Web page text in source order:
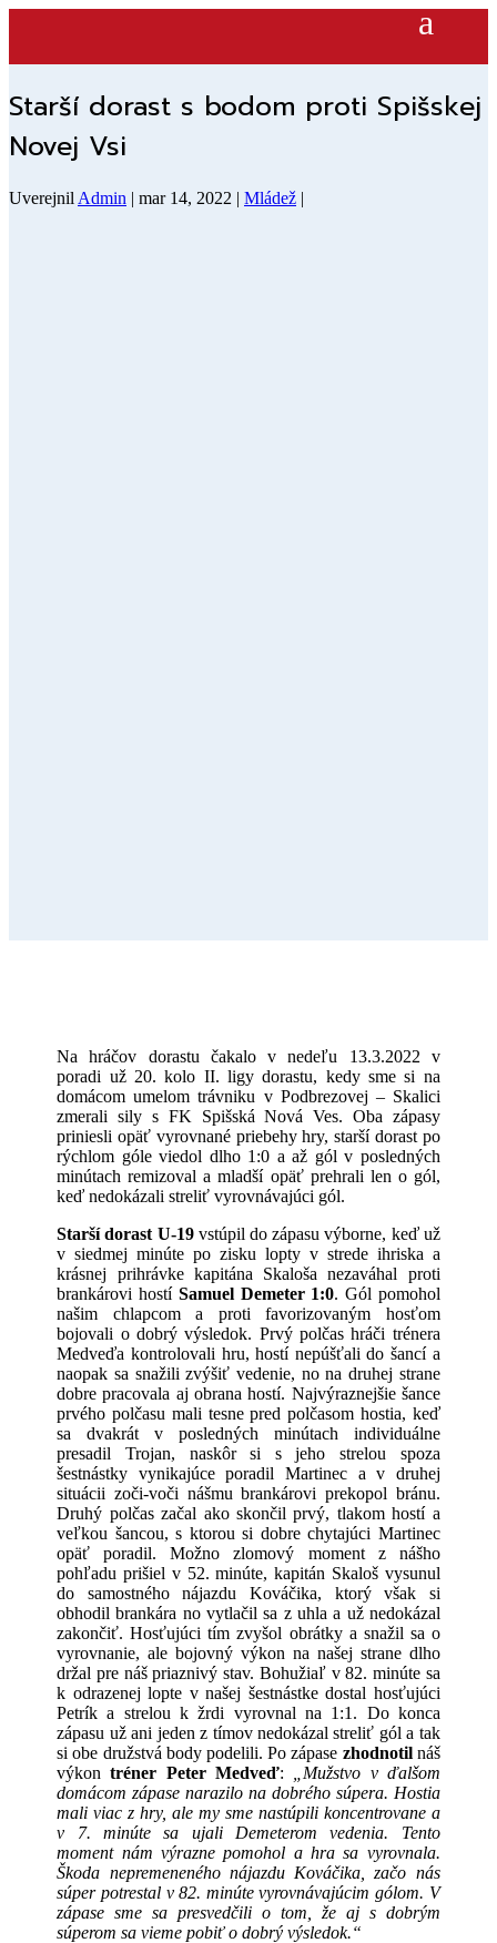
Starší dorast s bodom proti Spišskej
Novej Vsi
Uverejnil Admin | mar 14, 2022 | Mládež |
Na hráčov dorastu čakalo v nedeľu 13.3.2022 v
poradi už 20. kolo II. ligy dorastu, kedy sme si na
domácom umelom trávniku v Podbrezovej – Skalici
zmerali sily s FK Spišská Nová Ves. Oba zápasy
priniesli opäť vyrovnané priebehy hry, starší dorast po
rýchlom góle viedol dlho 1:0 a až gól v posledných
minútach remizoval a mladší opäť prehrali len o gól,
keď nedokázali streliť vyrovnávajúci gól.
Starší dorast U-19vstúpil do zápasu výborne, keď už
v siedmej minúte po zisku lopty v strede ihriska a
krásnej prihrávke kapitána Skaloša nezaváhal proti
brankárovi hostíSamuel Demeter 1:0. Gól pomohol
našim chlapcom a proti favorizovaným hosťom
bojovali o dobrý výsledok. Prvý polčas hráči trénera
Medveďa kontrolovali hru, hostí nepúšťali do šancí a
naopak sa snažili zvýšiť vedenie, no na druhej strane
dobre pracovala aj obrana hostí. Najvýraznejšie šance
prvého polčasu mali tesne pred polčasom hostia, keď
sa dvakrát v posledných minútach individuálne
presadil Trojan, naskôr si s jeho strelou spoza
šestnástky vynikajúce poradil Martinec a v druhej
situácii zoči-voči nášmu brankárovi prekopol bránu.
Druhý polčas začal ako skončil prvý, tlakom hostí a
veľkou šancou, s ktorou si dobre chytajúci Martinec
opäť poradil. Možno zlomový moment z nášho
pohľadu prišiel v 52. minúte, kapitán Skaloš vysunul
do samostného nájazdu Kováčika, ktorý však si
obhodil brankára no vytlačil sa z uhla a už nedokázal
zakončiť. Hosťujúci tím zvyšol obrátky a snažil sa o
vyrovnanie, ale bojovný výkon na našej strane dlho
držal pre náš priaznivý stav. Bohužiaľ v 82. minúte sa
k odrazenej lopte v našej šestnástke dostal hosťujúci
Petrík a strelou k žrdi vyrovnal na 1:1. Do konca
zápasu už ani jeden z tímov nedokázal streliť gól a tak
si obe družstvá body podelili. Po zápase zhodnotilnáš
výkontréner Peter Medveď:
„Mužstvo v ďalšom
domácom zápase narazilo na dobrého súpera. Hostia
mali viac z hry, ale my sme nastúpili koncentrovane a
v 7. minúte sa ujali Demeterom vedenia. Tento
moment nám výrazne pomohol a hra sa vyrovnala.
Škoda nepremeneného nájazdu Kováčika, začo nás
súper potrestal v 82. minúte vyrovnávajúcim gólom. V
zápase sme sa presvedčili o tom, že aj s dobrým
súperom sa vieme pobiť o dobrý výsledok.“